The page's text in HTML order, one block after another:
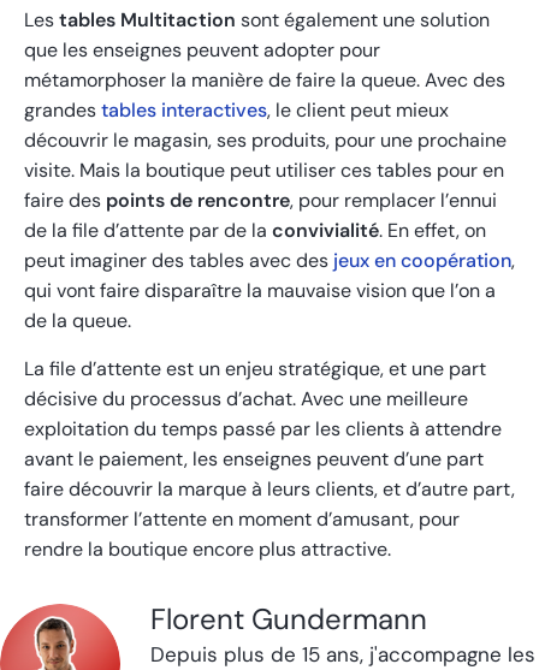
Lestables Multitaction sont également une solution
que les enseignes peuvent adopter pour
métamorphoser la manière de faire la queue. Avec des
grandestables interactives, le client peut mieux
découvrir le magasin, ses produits, pour une prochaine
visite. Mais la boutique peut utiliser ces tables pour en
faire des points de rencontre, pour remplacer l’ennui
de la file d’attente par de la convivialité. En effet, on
peut imaginer des tables avec des jeux en coopération,
qui vont faire disparaître la mauvaise vision que l’on a
de la queue.
La file d’attente est un enjeu stratégique, et une part
décisive du processus d’achat. Avec une meilleure
exploitation du temps passé par les clients à attendre
avant le paiement, les enseignes peuvent d’une part
faire découvrir la marque à leurs clients, et d’autre part,
transformer l’attente en moment d’amusant, pour
rendre la boutique encore plus attractive.
Florent Gundermann
Depuis plus de 15 ans, j'accompagne les